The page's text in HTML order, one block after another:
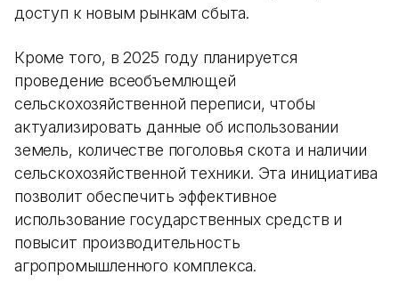
доступ к новым рынкам сбыта.
Кроме того, в 2025 году планируется
проведение всеобъемлющей
сельскохозяйственной переписи, чтобы
актуализировать данные об использовании
земель, количестве поголовья скота и наличии
сельскохозяйственной техники. Эта инициатива
позволит обеспечить эффективное
использование государственных средств и
повысит производительность
агропромышленного комплекса.